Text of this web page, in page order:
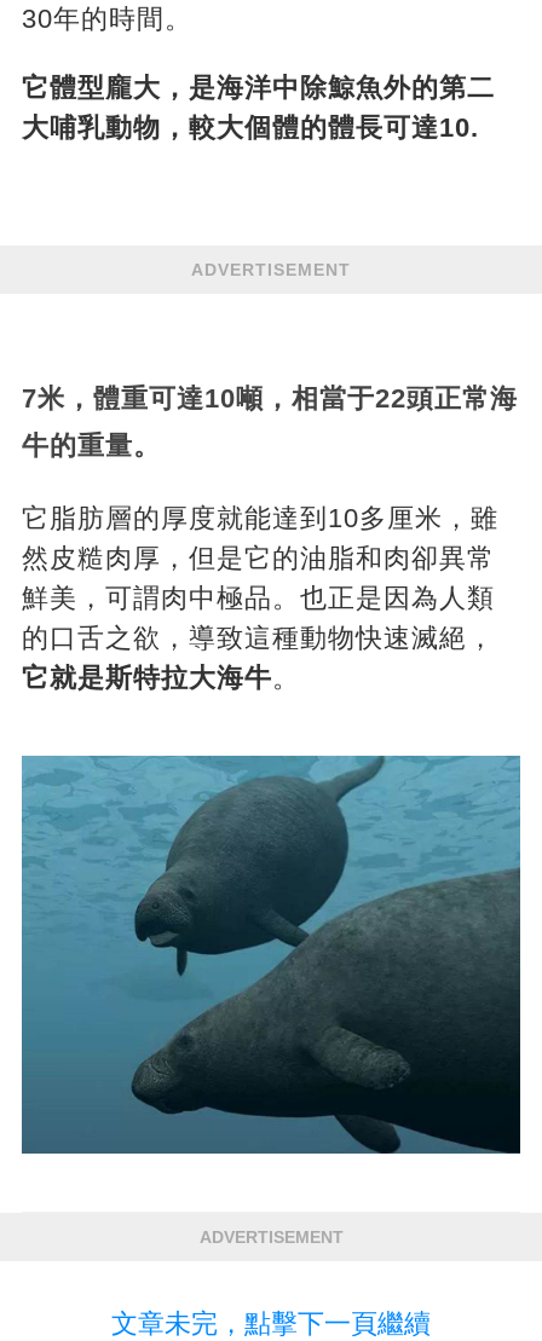
30年的時間。
它體型龐大，是海洋中除鯨魚外的第二
大哺乳動物，較大個體的體長可達10.
ADVERTISEMENT
7米，體重可達10噸，相當于22頭正常海
牛的重量。
它脂肪層的厚度就能達到10多厘米，雖
然皮糙肉厚，但是它的油脂和肉卻異常
鮮美，可謂肉中極品。也正是因為人類
的口舌之欲，導致這種動物快速滅絕，
它就是斯特拉大海牛。
ADVERTISEMENT
文章未完，點擊下一頁繼續